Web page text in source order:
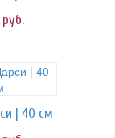
руб.
| 40 см